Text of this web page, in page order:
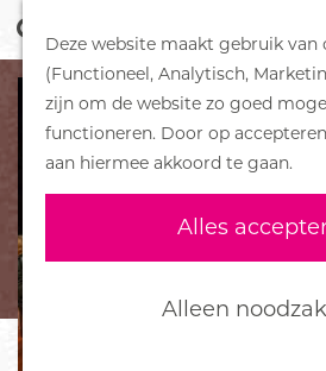
Deze website maakt gebruik van
(Functioneel, Analytisch,
zijn om de website zo goed
functioneren. Door op
aan hiermee akkoord te gaan.
Alles
Alleen
G
d
e
h
o
o
e
k
e
n
M
e
n
u
DORPEN
Bennekom
De Klomp
Deelen
Ederveen
Harskamp
Hoenderloo